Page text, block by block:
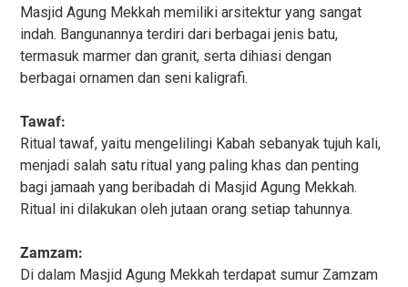
Masjid Agung Mekkah memiliki arsitektur yang sangat
indah. Bangunannya terdiri dari berbagai jenis batu,
termasuk marmer dan granit, serta dihiasi dengan
berbagai ornamen dan seni kaligrafi.
Tawaf:
Ritual tawaf, yaitu mengelilingi Kabah sebanyak tujuh kali,
menjadi salah satu ritual yang paling khas dan penting
bagi jamaah yang beribadah di Masjid Agung Mekkah.
Ritual ini dilakukan oleh jutaan orang setiap tahunnya.
Zamzam:
Di dalam Masjid Agung Mekkah terdapat sumur Zamzam